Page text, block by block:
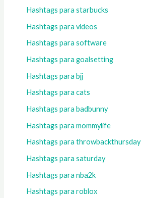
Hashtags para starbucks
Hashtags para videos
Hashtags para software
Hashtags para goalsetting
Hashtags para bjj
Hashtags para cats
Hashtags para badbunny
Hashtags para mommylife
Hashtags para throwbackthursday
Hashtags para saturday
Hashtags para nba2k
Hashtags para roblox